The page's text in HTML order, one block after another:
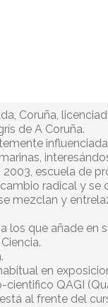
Coruña,
de A Coruña.
escuela de
radical y
mezclan y
los que añade en
en
QAGI
al frente del